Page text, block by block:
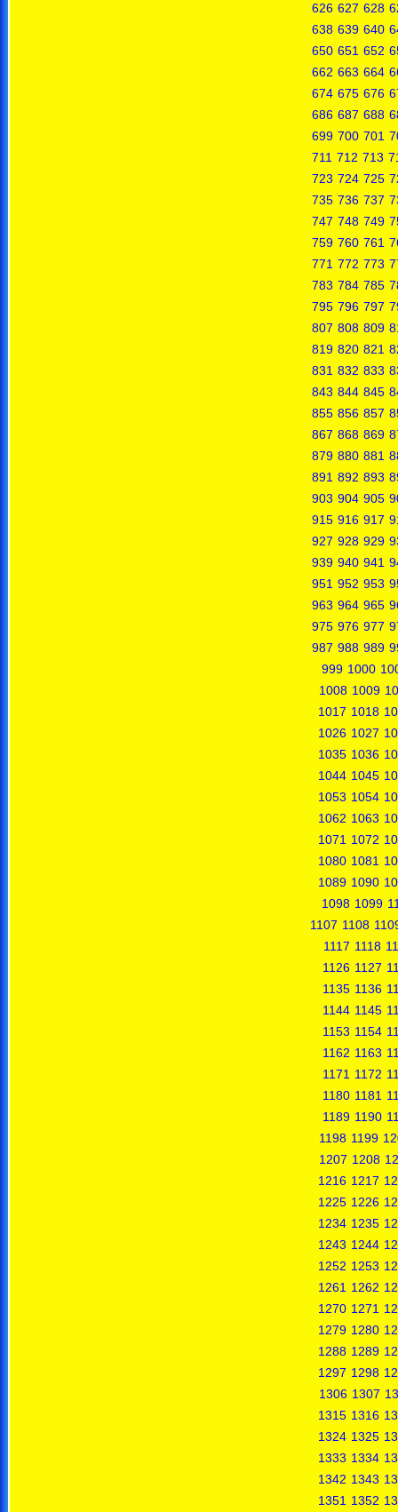
626 627 628
638 639 640
650 651 652
662 663 664
674 675 676
686 687 688
699 700 701
711 712 713
723 724 725
735 736 737
747 748 749
759 760 761
771 772 773
783 784 785
795 796 797
807 808 809
819 820 821
831 832 833
843 844 845
855 856 857
867 868 869
879 880 881
891 892 893
903 904 905
915 916 917
927 928 929
939 940 941
951 952 953
963 964 965
975 976 977
987 988 989
999 1000
1008 1009
1017 1018
1026 1027
1035 1036
1044 1045
1053 1054
1062 1063
1071 1072
1080 1081
1089 1090
1098 1099
1107 1108
1117 1118
1126 1127
1135 1136
1144 1145
1153 1154
1162 1163
1171 1172
1180 1181
1189 1190
1198 1199
1207 1208
1216 1217
1225 1226
1234 1235
1243 1244
1252 1253
1261 1262
1270 1271
1279 1280
1288 1289
1297 1298
1306 1307
1315 1316
1324 1325
1333 1334
1342 1343
1351 1352